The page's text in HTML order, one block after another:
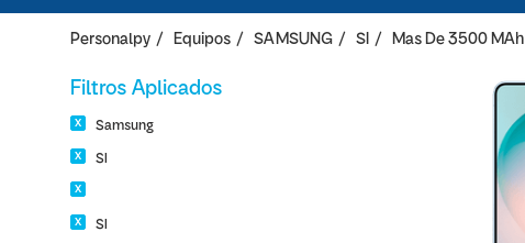
Personalpy Equipos SAMSUNG SI Mas De 3500 MAh
Filtros Aplicados
Samsung
SI
SI